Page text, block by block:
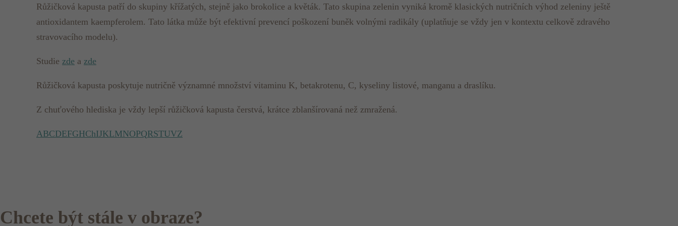
Růžičková kapusta patří do skupiny křížatých, stejně jako brokolice a květák. Tato skupina zelenin vyniká kromě klasických nutričních výhod zeleniny ještě
antioxidantem kaempferolem. Tato látka může být efektivní prevencí poškození buněk volnými radikály (uplatňuje se vždy jen v kontextu celkově zdravého
stravovacího modelu).
Studie zde a zde
Růžičková kapusta poskytuje nutričně významné množství vitaminu K, betakrotenu, C, kyseliny listové, manganu a draslíku.
Z chuťového hlediska je vždy lepší růžičková kapusta čerstvá, krátce zblanšírovaná než zmražená.
ABCDEFGHChIJKLMNOPQRSTUVZ
Chcete být stále v obraze?